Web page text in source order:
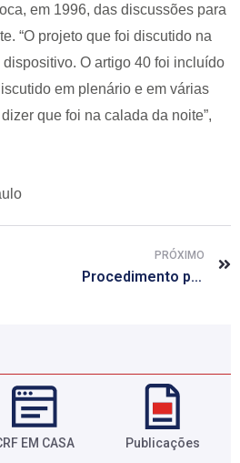
em 1996, das discussões para
“O projeto que foi discutido na
O artigo 40 foi incluído
em plenário e em várias
que foi na calada da noite”,
PRÓXIMO
Procedimento pioneiro implanta ‘menor marca-passo do mundo’
EM CASA Publicações